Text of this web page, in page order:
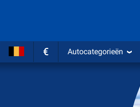
€ Autocategorieën